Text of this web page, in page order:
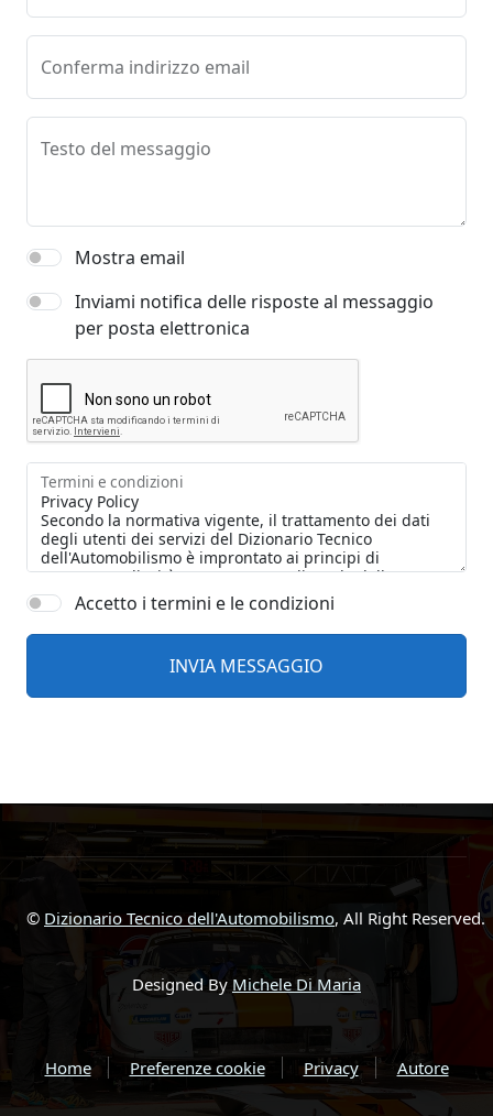
Conferma indirizzo email
Testo del messaggio
Mostra email
Inviami notifica delle risposte al messaggio
per posta elettronica
Termini e condizioni
Accetto i termini e le condizioni
© Dizionario Tecnico dell'Automobilismo, All Right Reserved.
Designed By Michele Di Maria
Home Preferenze cookie Privacy Autore